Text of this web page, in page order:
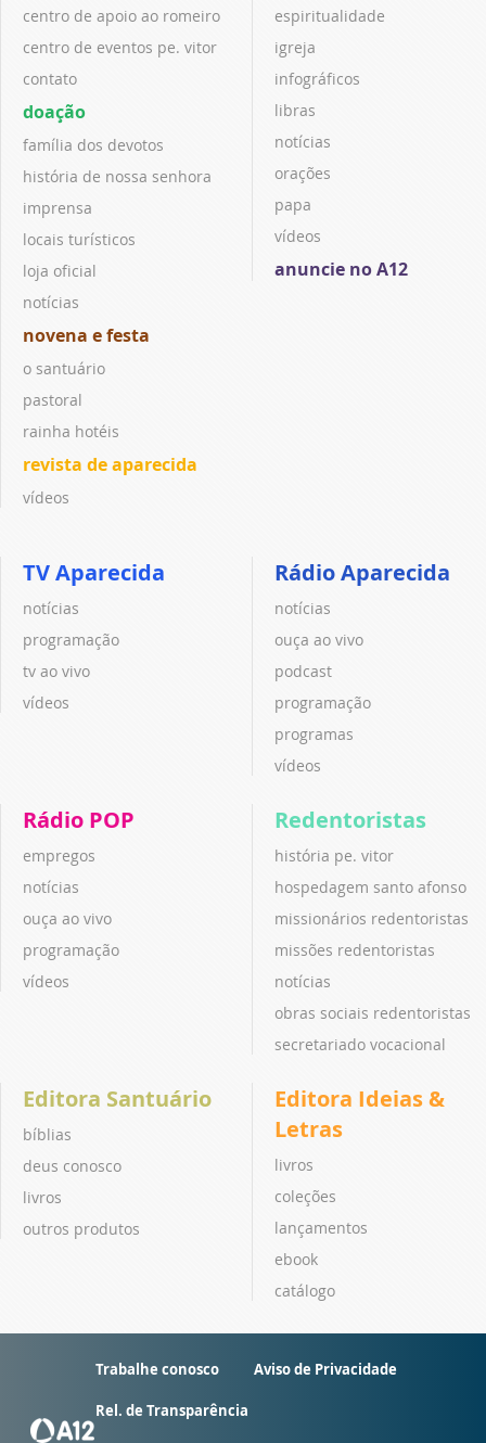
centro de apoio ao romeiro
centro de eventos pe. vitor
contato
doação
família dos devotos
história de nossa senhora
imprensa
locais turísticos
loja oficial
notícias
novena e festa
o santuário
pastoral
rainha hotéis
revista de aparecida
vídeos
espiritualidade
igreja
infográficos
libras
notícias
orações
papa
vídeos
anuncie no A12
TV Aparecida
notícias
programação
tv ao vivo
vídeos
Rádio Aparecida
notícias
ouça ao vivo
podcast
programação
programas
vídeos
Rádio POP
empregos
notícias
ouça ao vivo
programação
vídeos
Redentoristas
história pe. vitor
hospedagem santo afonso
missionários redentoristas
missões redentoristas
notícias
obras sociais redentoristas
secretariado vocacional
Editora Santuário
bíblias
deus conosco
livros
outros produtos
Editora Ideias &
Letras
livros
coleções
lançamentos
ebook
catálogo
Trabalhe conosco Aviso de Privacidade
Rel. de Transparência